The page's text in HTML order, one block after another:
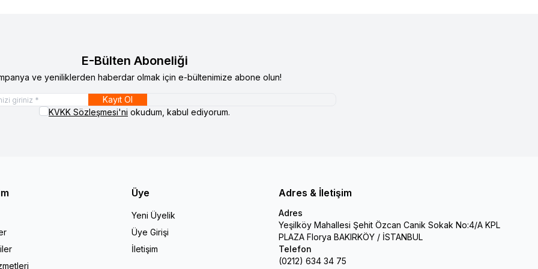
E-Bülten Aboneliği
ve yeniliklerden haberdar olmak için e-bültenimize abone olun!
Kayıt Ol
KVKK Sözleşmesi'ni okudum, kabul ediyorum.
Üye
Yeni Üyelik
Üye Girişi
İletişim
Adres & İletişim
Adres
Yeşilköy Mahallesi Şehit Özcan Canik Sokak No:4/A KPL
PLAZA Florya BAKIRKÖY / İSTANBUL
Telefon
(0212) 634 34 75